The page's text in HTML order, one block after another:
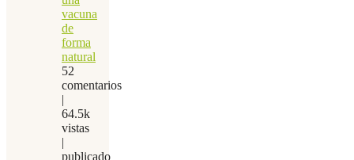
vacuna
de
forma
natural
52
comentarios
|
64.5k
vistas
|
publicado